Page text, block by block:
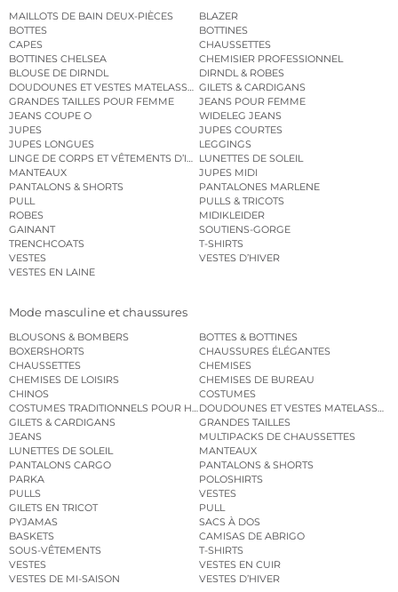
MAILLOTS DE BAIN DEUX-PIÈCES
BLAZER
BOTTES
BOTTINES
CAPES
CHAUSSETTES
BOTTINES CHELSEA
CHEMISIER PROFESSIONNEL
BLOUSE DE DIRNDL
DIRNDL & ROBES
DOUDOUNES ET VESTES MATELASSÉESGILETS & CARDIGANS
GRANDES TAILLES POUR FEMME
JEANS POUR FEMME
JEANS COUPE O
WIDELEG JEANS
JUPES
JUPES COURTES
JUPES LONGUES
LEGGINGS
LINGE DE CORPS ET VÊTEMENTS D’INTÉRIEURLUNETTES DE SOLEIL
MANTEAUX
JUPES MIDI
PANTALONS & SHORTS
PANTALONES MARLENE
PULL
PULLS & TRICOTS
ROBES
MIDIKLEIDER
GAINANT
SOUTIENS-GORGE
TRENCHCOATS
T-SHIRTS
VESTES
VESTES D’HIVER
VESTES EN LAINE
Mode masculine et chaussures
BLOUSONS & BOMBERS
BOTTES & BOTTINES
BOXERSHORTS
CHAUSSURES ÉLÉGANTES
CHAUSSETTES
CHEMISES
CHEMISES DE LOISIRS
CHEMISES DE BUREAU
CHINOS
COSTUMES
COSTUMES TRADITIONNELS POUR HOMMEDOUDOUNES ET VESTES MATELASSÉES
GILETS & CARDIGANS
GRANDES TAILLES
JEANS
MULTIPACKS DE CHAUSSETTES
LUNETTES DE SOLEIL
MANTEAUX
PANTALONS CARGO
PANTALONS & SHORTS
PARKA
POLOSHIRTS
PULLS
VESTES
GILETS EN TRICOT
PULL
PYJAMAS
SACS À DOS
BASKETS
CAMISAS DE ABRIGO
SOUS-VÊTEMENTS
T-SHIRTS
VESTES
VESTES EN CUIR
VESTES DE MI-SAISON
VESTES D’HIVER